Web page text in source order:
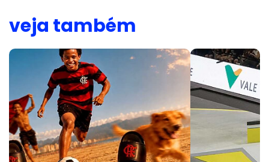
veja também